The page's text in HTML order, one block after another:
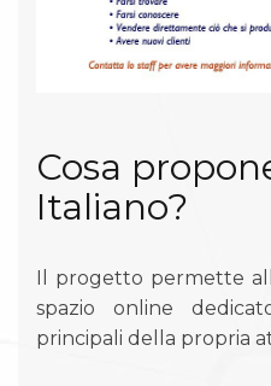
Cosa
Italiano?
Il progetto permette
spazio online
principali della propria